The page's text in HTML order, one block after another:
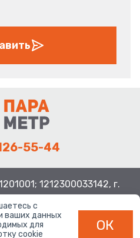
55-44
1212300033142, г.
с
ваших данных
для
cookie
ОК